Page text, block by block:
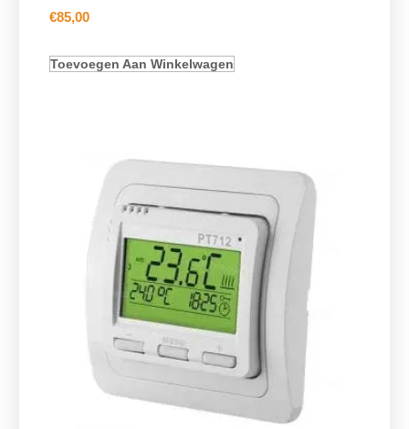
€85,00
Toevoegen Aan Winkelwagen